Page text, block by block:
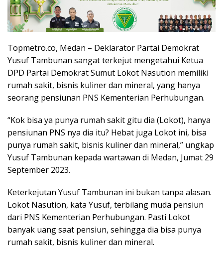
Topmetro.co, Medan – Deklarator Partai Demokrat
Yusuf Tambunan sangat terkejut mengetahui Ketua
DPD Partai Demokrat Sumut Lokot Nasution memiliki
rumah sakit, bisnis kuliner dan mineral, yang hanya
seorang pensiunan PNS Kementerian Perhubungan.
“Kok bisa ya punya rumah sakit gitu dia (Lokot), hanya
pensiunan PNS nya dia itu? Hebat juga Lokot ini, bisa
punya rumah sakit, bisnis kuliner dan mineral,” ungkap
Yusuf Tambunan kepada wartawan di Medan, Jumat 29
September 2023.
Keterkejutan Yusuf Tambunan ini bukan tanpa alasan.
Lokot Nasution, kata Yusuf, terbilang muda pensiun
dari PNS Kementerian Perhubungan. Pasti Lokot
banyak uang saat pensiun, sehingga dia bisa punya
rumah sakit, bisnis kuliner dan mineral.